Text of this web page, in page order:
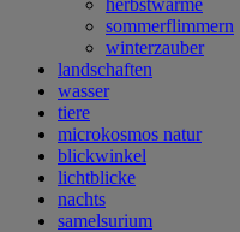
herbstwärme
sommerflimmern
winterzauber
landschaften
wasser
tiere
microkosmos natur
blickwinkel
lichtblicke
nachts
samelsurium